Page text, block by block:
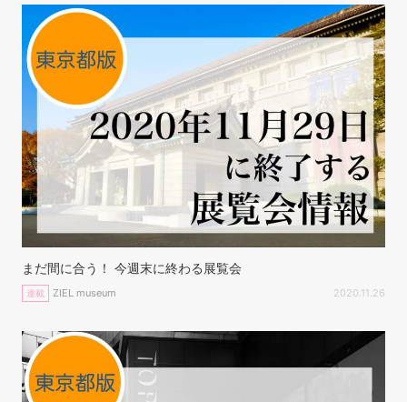
まだ間に合う！ 今週末に終わる展覧会
連載 ZIEL museum 2020.11.26